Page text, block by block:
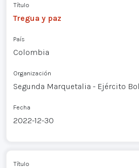
Título
Tregua y paz
País
Colombia
Organización
Segunda Marquetalia - Ejército
Fecha
2022-12-30
Título